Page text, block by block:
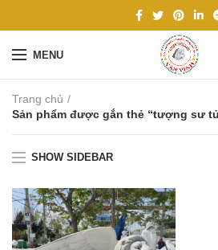
MENU
Trang chủ
Sản phẩm được gắn thẻ “tượng sư
SHOW SIDEBAR